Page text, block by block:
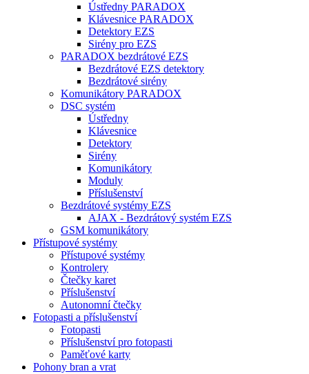
Ústředny PARADOX
Klávesnice PARADOX
Detektory EZS
Sirény pro EZS
PARADOX bezdrátové EZS
Bezdrátové EZS detektory
Bezdrátové sirény
Komunikátory PARADOX
DSC systém
Ústředny
Klávesnice
Detektory
Sirény
Komunikátory
Moduly
Příslušenství
Bezdrátové systémy EZS
AJAX - Bezdrátový systém EZS
GSM komunikátory
Přístupové systémy
Přístupové systémy
Kontrolery
Čtečky karet
Příslušenství
Autonomní čtečky
Fotopasti a příslušenství
Fotopasti
Příslušenství pro fotopasti
Paměťové karty
Pohony bran a vrat